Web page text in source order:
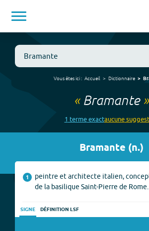
Vous êtes ici : Accueil Dictionnaire
« Bramante»
1 termeexactaucune
Bramante (n.)
1
peintre et architecte italien,
de la basilique Saint-Pierre de Rome.
SIGNE DÉFINITION LSF